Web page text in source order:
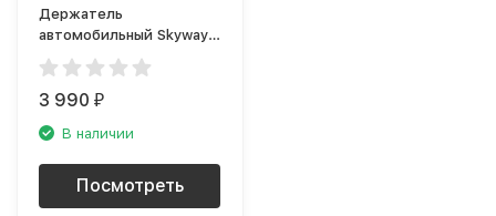
Держатель
автомобильный Skyway
Prime Plus
3 990₽
В наличии
Посмотреть